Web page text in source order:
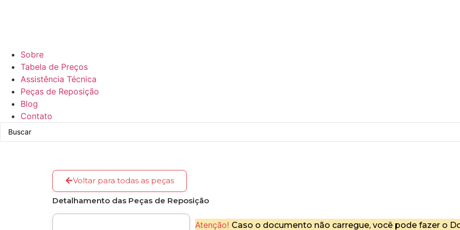
Sobre
Tabela de Preços
Assistência Técnica
Peças de Reposição
Blog
Contato
Voltar para todas as peças
Detalhamento das Peças de Reposição
Atenção! Caso o documento não carregue, você pode fazer o